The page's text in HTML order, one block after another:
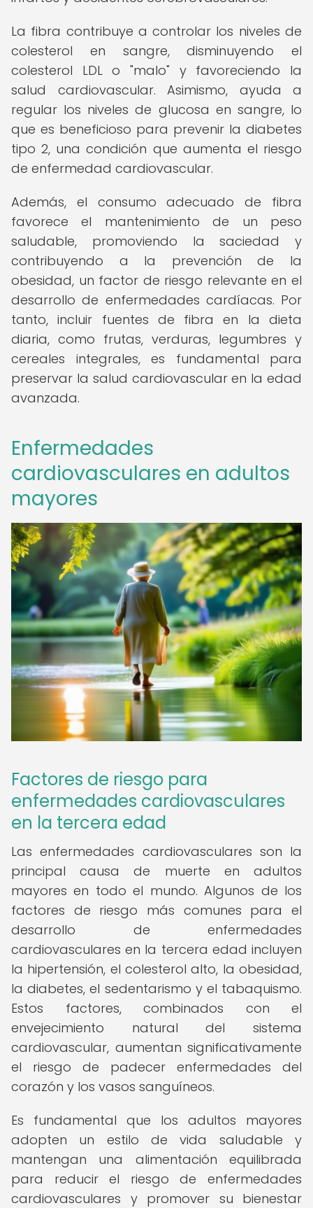
La fibra contribuye a controlar los niveles de
colesterol en sangre, disminuyendo el
colesterol LDL o "malo" y favoreciendo la
salud cardiovascular. Asimismo, ayuda a
regular los niveles de glucosa en sangre, lo
que es beneficioso para prevenir la diabetes
tipo 2, una condición que aumenta el riesgo
de enfermedad cardiovascular.
Además, el consumo adecuado de fibra
favorece el mantenimiento de un peso
saludable, promoviendo la saciedad y
contribuyendo a la prevención de la
obesidad, un factor de riesgo relevante en el
desarrollo de enfermedades cardíacas. Por
tanto, incluir fuentes de fibra en la dieta
diaria, como frutas, verduras, legumbres y
cereales integrales, es fundamental para
preservar la salud cardiovascular en la edad
avanzada.
Enfermedades
cardiovasculares en adultos
mayores
Factores de riesgo para
enfermedades cardiovasculares
en la tercera edad
Las enfermedades cardiovasculares son la
principal causa de muerte en adultos
mayores en todo el mundo. Algunos de los
factores de riesgo más comunes para el
desarrollo de enfermedades
cardiovasculares en la tercera edad incluyen
la hipertensión, el colesterol alto, la obesidad,
la diabetes, el sedentarismo y el tabaquismo.
Estos factores, combinados con el
envejecimiento natural del sistema
cardiovascular, aumentan significativamente
el riesgo de padecer enfermedades del
corazón y los vasos sanguíneos.
Es fundamental que los adultos mayores
adopten un estilo de vida saludable y
mantengan una alimentación equilibrada
para reducir el riesgo de enfermedades
cardiovasculares y promover su bienestar